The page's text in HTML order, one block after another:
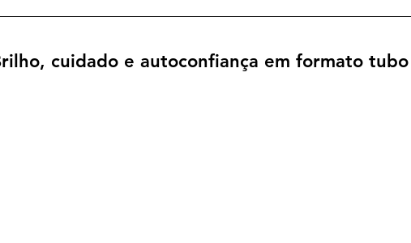
cuidado e autoconfiança em formato tubo